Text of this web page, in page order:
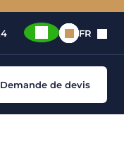
FR
Demande de devis